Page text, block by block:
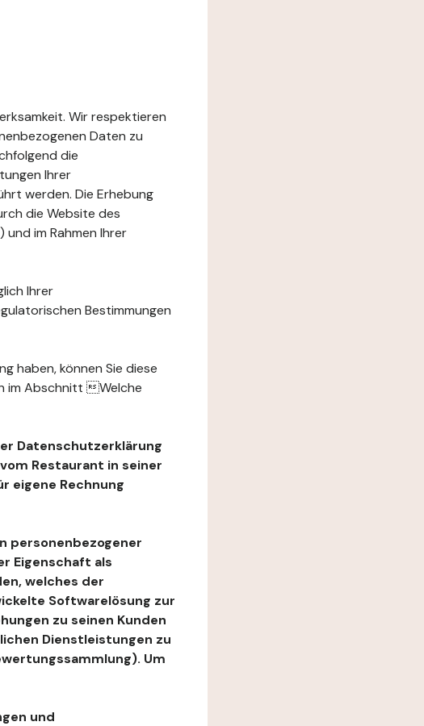
Wir respektieren
Daten zu
die
Ihrer
werden. Die Erhebung
die Website des
im Rahmen Ihrer
Ihrer
Bestimmungen
haben, können Sie diese
im Abschnitt Welche
Datenschutzerklärung
Restaurant in seiner
eigene Rechnung
personenbezogener
Eigenschaft als
welches der
Softwarelösung zur
zu seinen Kunden
Dienstleistungen zu
Um
und